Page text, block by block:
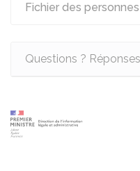
Fichier des
Questions ?